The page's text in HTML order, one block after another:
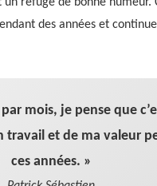
des années et
mois, je pense que
travail et de ma valeur
ces années. »